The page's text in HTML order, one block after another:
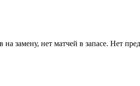
замену, нет матчей в запасе. Нет